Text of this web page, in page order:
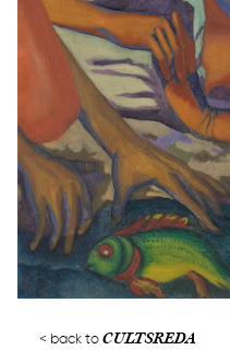
back to CULTSREDA